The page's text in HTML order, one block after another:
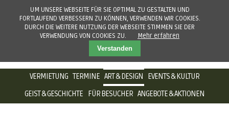
NAVIGATION
ÜBERSPRINGEN
VERMIETUNG TERMINE ART & DESIGN
EVENTS & KULTUR
GEIST & GESCHICHTE
FÜR BESUCHER ANGEBOTE & AKTIONEN
UM UNSERE WEBSEITE FÜR SIE OPTIMAL ZU GESTALTEN UND
FORTLAUFEND VERBESSERN ZU KÖNNEN, VERWENDEN WIR COOKIES.
DURCH DIE WEITERE NUTZUNG DER WEBSEITE STIMMEN SIE DER
VERWENDUNG VON COOKIES ZU.
Mehr erfahren
Verstanden